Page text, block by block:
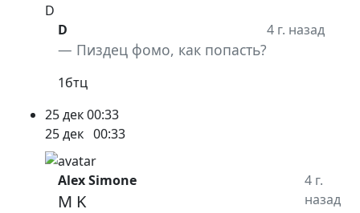
D
D
Пиздец фомо, как попасть?
1бтц
4 г. назад
25 дек00:33
25 дек 00:33
Alex Simone
M K
4 г.
назад